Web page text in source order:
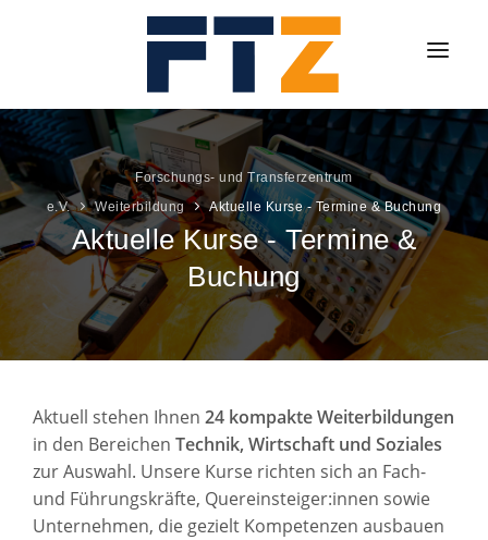
VEREIN
FORSCHUNG
TRANSFER
WEITERBILDUNG
KONTAKT
Forschungs- und Transferzentrum
e.V.
Weiterbildung Aktuelle Kurse - Termine & Buchung
Aktuelle Kurse - Termine &
Buchung
Aktuell stehen Ihnen 24 kompakte Weiterbildungen
in den Bereichen Technik, Wirtschaft und Soziales
zur Auswahl. Unsere Kurse richten sich an Fach-
und Führungskräfte, Quereinsteiger:innen sowie
Unternehmen, die gezielt Kompetenzen ausbauen